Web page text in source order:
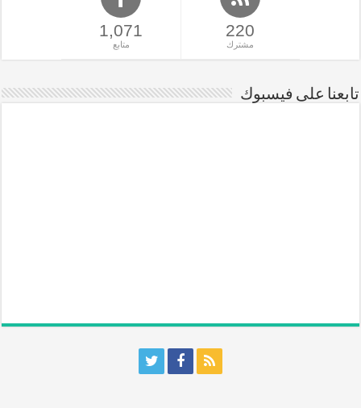
220
مشترك
1,071
متابع
تابعنا على فيسبوك